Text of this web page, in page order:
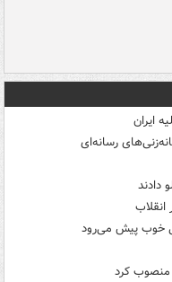
ایران
رسانه‌ای
دادند
خوب پیش می‌رود
منصوب کرد